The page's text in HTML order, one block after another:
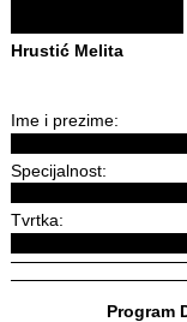
Hrustić Melita
Ime i prezime:
Specijalnost:
Tvrtka:
Program